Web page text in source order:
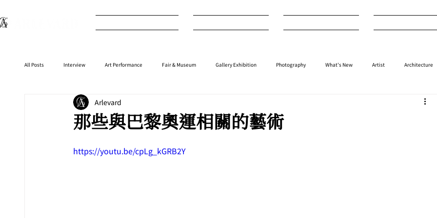
All Posts Interview Art Performance Fair & Museum Gallery Exhibition Photography What's New Artist Architecture
⁠⁠Product Anime Auction
那些與巴黎奧運相關的藝術
Arlevard
https://youtu.be/cpLg_kGRB2Y